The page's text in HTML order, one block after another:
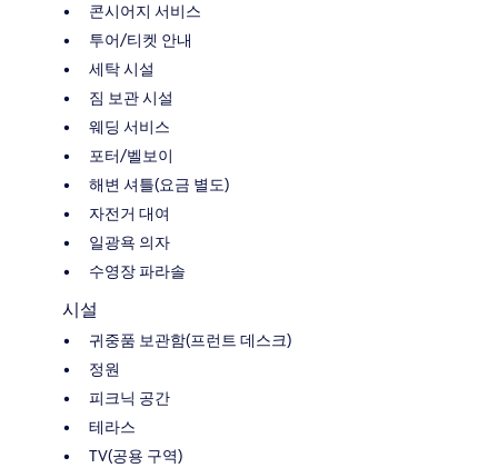
콘시어지 서비스
투어/티켓 안내
세탁 시설
짐 보관 시설
웨딩 서비스
포터/벨보이
해변 셔틀(요금 별도)
자전거 대여
일광욕 의자
수영장 파라솔
시설
귀중품 보관함(프런트 데스크)
정원
피크닉 공간
테라스
TV(공용 구역)